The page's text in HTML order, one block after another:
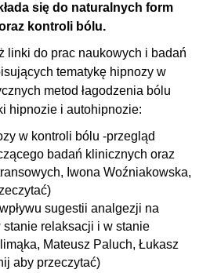
się do naturalnych form
kontroli bólu.
linki do prac naukowych i badań
tematykę hipnozy w
metod łagodzenia bólu
hipnozie i autohipnozie:
w kontroli bólu -przegląd
badań klinicznych oraz
Iwona Woźniakowska,
sugestii analgezji na
relaksacji i w stanie
Mateusz Paluch, Łukasz
aby przeczytać)